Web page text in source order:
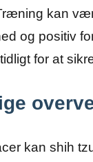
kan
og positiv
for at
kan shih